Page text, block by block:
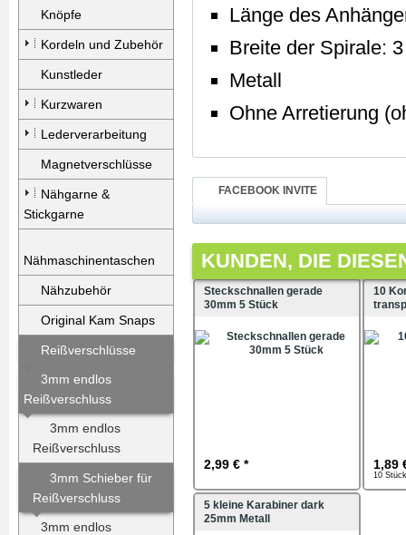
Knöpfe
Kordeln und Zubehör
Kunstleder
Kurzwaren
Lederverarbeitung
Magnetverschlüsse
Nähgarne &
Stickgarne
Nähmaschinentaschen
Nähzubehör
Original Kam Snaps
Reißverschlüsse
3mm endlos
Reißverschluss
3mm endlos
Reißverschluss
3mm Schieber für
Reißverschluss
3mm endlos
Länge des
Breite der Spirale:
Metall
Ohne Arretierung
FACEBOOK INVITE
KUNDEN, DIE
Steckschnallen gerade
30mm 5 Stück
2,99 € *
10
1,89
10
5 kleine Karabiner dark
25mm Metall